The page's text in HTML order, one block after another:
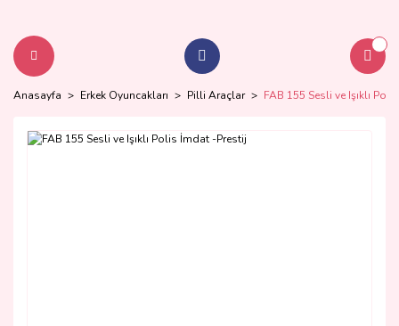
Anasayfa Erkek Oyuncakları Pilli Araçlar FAB 155 Sesli ve Işıklı